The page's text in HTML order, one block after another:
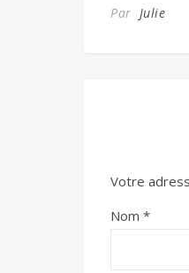
Par Julie
Votre
Nom *